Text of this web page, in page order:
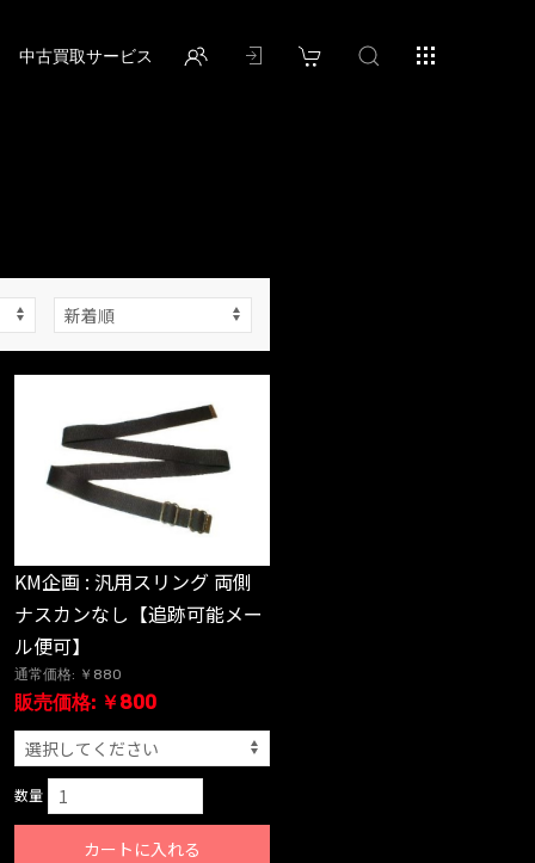
中古買取サービス
KM企画 : 汎用スリング 両側
ナスカンなし【追跡可能メー
ル便可】
通常価格: ￥880
販売価格: ￥800
数量
カートに入れる